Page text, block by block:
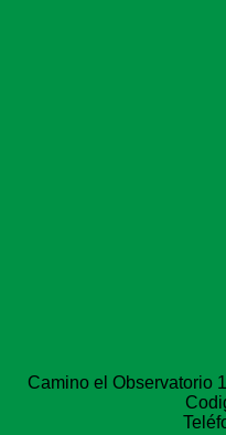
Camino el Observatorio